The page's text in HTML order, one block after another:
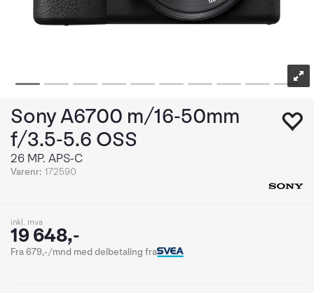
Sony A6700 m/16-50mm
f/3.5-5.6 OSS
26 MP. APS-C
Varenr: 172590
inkl. mva
19 648,-
Fra 679,-/mnd med delbetaling fra